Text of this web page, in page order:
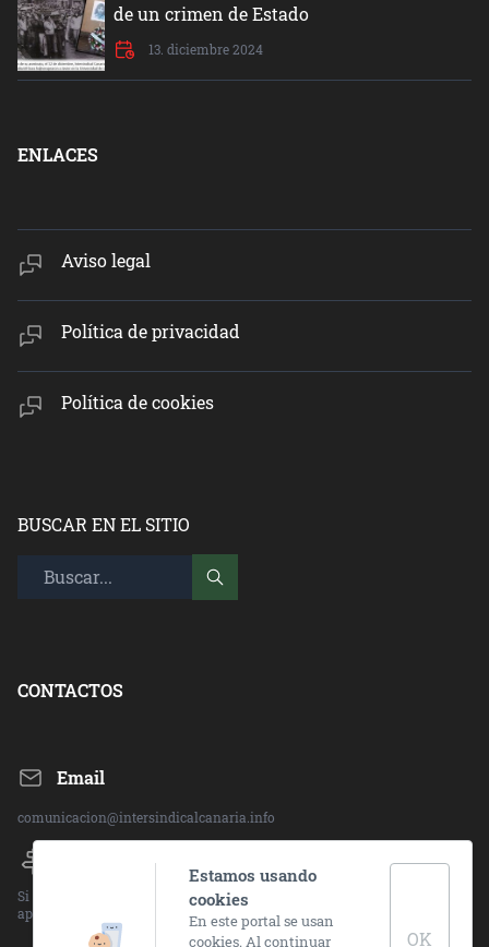
de un crimen de Estado
13. diciembre 2024
ENLACES
Aviso legal
Política de privacidad
Política de cookies
BUSCAR EN EL SITIO
CONTACTOS
Email
comunicacion@intersindicalcanaria.info
Si deseas ponerte en contacto con alguna de nuestras sedes, visita el
apartado "CONTACTO" en la barra superior.
Estamos usando
cookies
En este portal se usan
cookies. Al continuar
OK